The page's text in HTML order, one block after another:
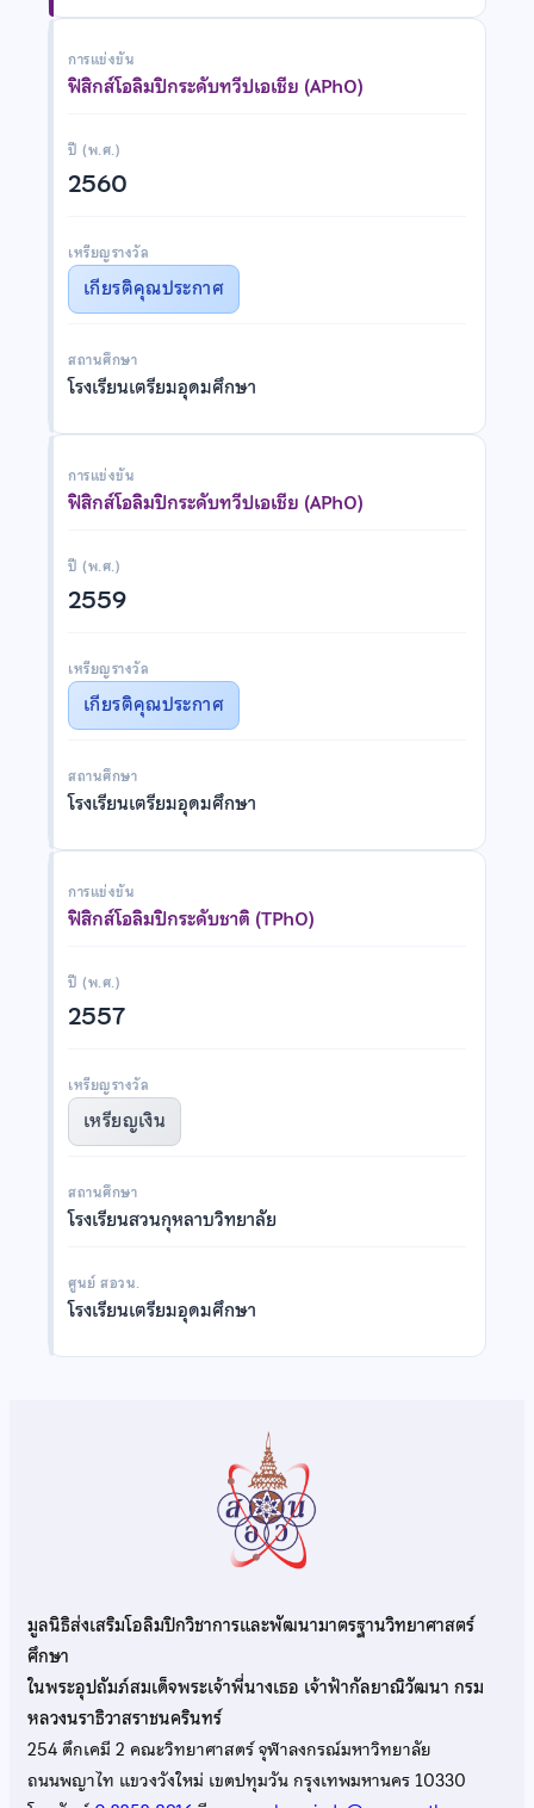
การแข่งขัน
ฟิสิกส์โอลิมปิกระดับทวีปเอเชีย (APhO)
ปี (พ.ศ.)
2560
เหรียญรางวัล
เกียรติคุณประกาศ
สถานศึกษา
โรงเรียนเตรียมอุดมศึกษา
การแข่งขัน
ฟิสิกส์โอลิมปิกระดับทวีปเอเชีย (APhO)
ปี (พ.ศ.)
2559
เหรียญรางวัล
เกียรติคุณประกาศ
สถานศึกษา
โรงเรียนเตรียมอุดมศึกษา
การแข่งขัน
ฟิสิกส์โอลิมปิกระดับชาติ (TPhO)
ปี (พ.ศ.)
2557
เหรียญรางวัล
เหรียญเงิน
สถานศึกษา
โรงเรียนสวนกุหลาบวิทยาลัย
ศูนย์ สอวน.
โรงเรียนเตรียมอุดมศึกษา
มูลนิธิส่งเสริมโอลิมปิกวิชาการและพัฒนามาตรฐานวิทยาศาสตร์
ศึกษา
ในพระอุปถัมภ์สมเด็จพระเจ้าพี่นางเธอ เจ้าฟ้ากัลยาณิวัฒนา กรม
หลวงนราธิวาสราชนครินทร์
254 ตึกเคมี 2 คณะวิทยาศาสตร์ จุฬาลงกรณ์มหาวิทยาลัย
ถนนพญาไท แขวงวังใหม่ เขตปทุมวัน กรุงเทพมหานคร 10330